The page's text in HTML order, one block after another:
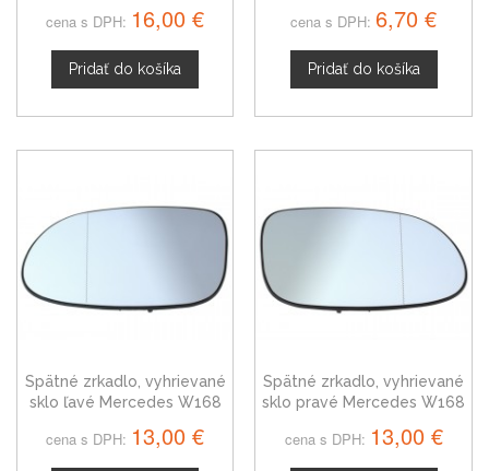
dekor
cena s DPH: 16,00 €
Pridať do košíka
12
cena s DPH: 6,70 €
Pridať do košíka
Spätné zrkadlo, vyhrievané
sklo ľavé Mercedes W168
cena s DPH: 13,00 €
Spätné zrkadlo, vyhrievané
sklo pravé Mercedes W168
cena s DPH: 13,00 €